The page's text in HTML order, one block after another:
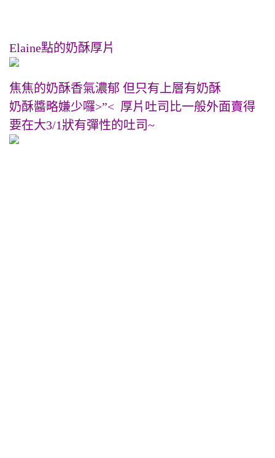
Elaine點的奶酥厚片
焦焦的奶酥香氣濃郁 但只有上層有奶酥
奶酥醬略嫌少囉>”< 厚片吐司比一般外面賣得
要在大3/1狀有彈性的吐司~